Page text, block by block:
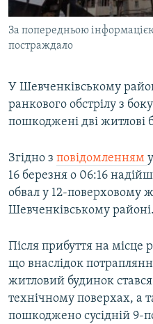
КРИМ РЕАЛІЇ
РУС
КТАТ
За попередньою
постраждало
У Шевченківському
ранкового обстрілу з
пошкоджені дві житлові
Згідно з повідомленням
16 березня о 06:16
обвал у 12-поверховому
Шевченківському районі.
Після прибуття на місце
що внаслідок
житловий будинок
технічному поверхах, а
пошкоджено сусідній 9-